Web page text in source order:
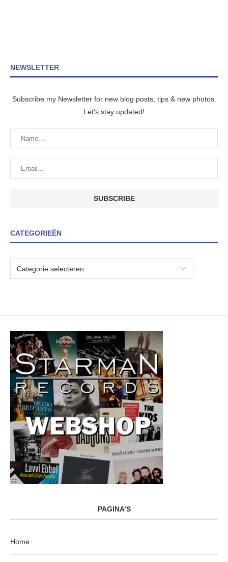
NEWSLETTER
Subscribe my Newsletter for new blog posts, tips & new photos.
Let's stay updated!
CATEGORIEËN
PAGINA’S
Home